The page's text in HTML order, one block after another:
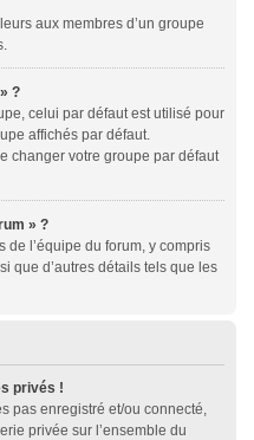
aux membres d’un groupe
?
celui par défaut est utilisé pour
affichés par défaut.
changer votre groupe par défaut
» ?
l’équipe du forum, y compris
que d’autres détails tels que les
privés !
pas enregistré et/ou connecté,
privée sur l’ensemble du